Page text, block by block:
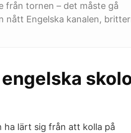
tornen – det måste gå
Engelska kanalen,
engelska
ha lärt sig från att kolla på